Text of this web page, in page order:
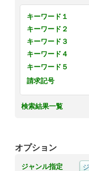
キーワード１
キーワード２
キーワード３
キーワード４
キーワード５
請求記号
検索結果一覧
オプション
ジャンル指定